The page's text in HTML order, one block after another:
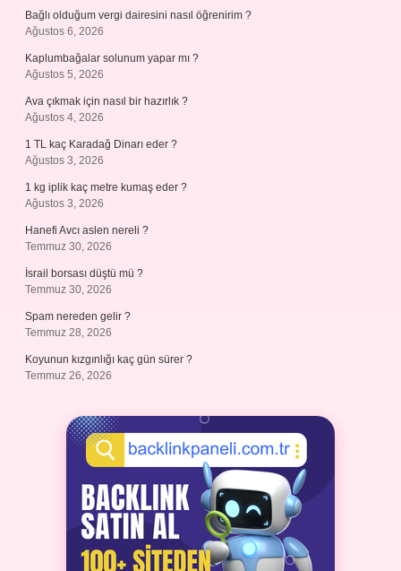
Bağlı olduğum vergi dairesini nasıl öğrenirim ?
Ağustos 6, 2026
Kaplumbağalar solunum yapar mı ?
Ağustos 5, 2026
Ava çıkmak için nasıl bir hazırlık ?
Ağustos 4, 2026
1 TL kaç Karadağ Dinarı eder ?
Ağustos 3, 2026
1 kg iplik kaç metre kumaş eder ?
Ağustos 3, 2026
Hanefi Avcı aslen nereli ?
Temmuz 30, 2026
İsrail borsası düştü mü ?
Temmuz 30, 2026
Spam nereden gelir ?
Temmuz 28, 2026
Koyunun kızgınlığı kaç gün sürer ?
Temmuz 26, 2026